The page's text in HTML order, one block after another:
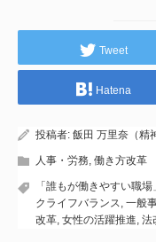
Tweet
Hatena
投稿者: 飯田 万里奈（精
人事・労務, 働き方改革
「誰もが働きやすい職
クライフバランス, 一般
改革, 女性の活躍推進, 法